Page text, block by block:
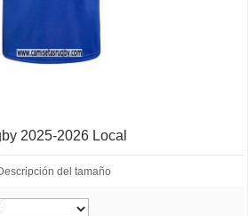
2025-2026 Local
del tamaño